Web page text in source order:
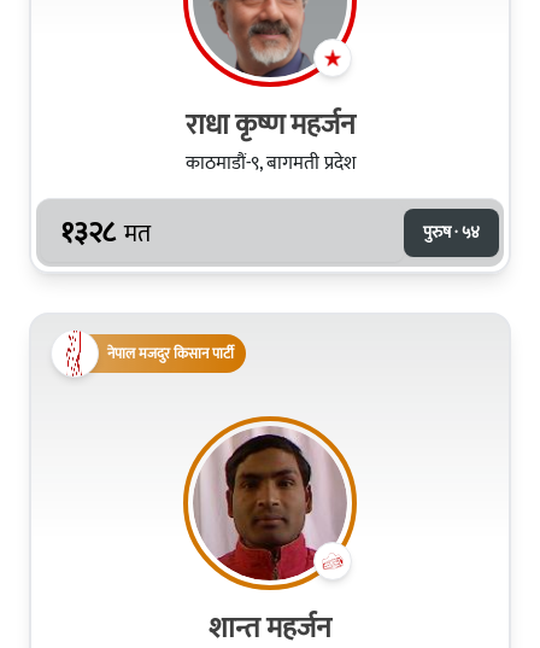
राधा कृष्ण महर्जन
काठमाडौं-९, बागमती प्रदेश
१३२८ मत पुरुष · ५४
नेपाल मजदुर किसान पार्टी
शान्त महर्जन